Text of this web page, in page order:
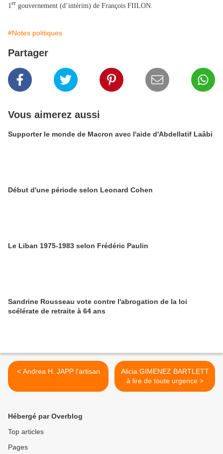
1er gouvernement (d’intérim) de François FIILON.
#Notes politiques
Partager
Vous aimerez aussi
Supporter le monde de Macron avec l'aide d'Abdellatif Laâbi
Début d'une période selon Leonard Cohen
Le Liban 1975-1983 selon Frédéric Paulin
Sandrine Rousseau vote contre l'abrogation de la loi
scélérate de retraite à 64 ans
< Andrea H. JAPP l'artisan
Alicia GIMENEZ BARTLETT
à lire de toute urgence >
Hébergé par Overblog
Top articles
Pages